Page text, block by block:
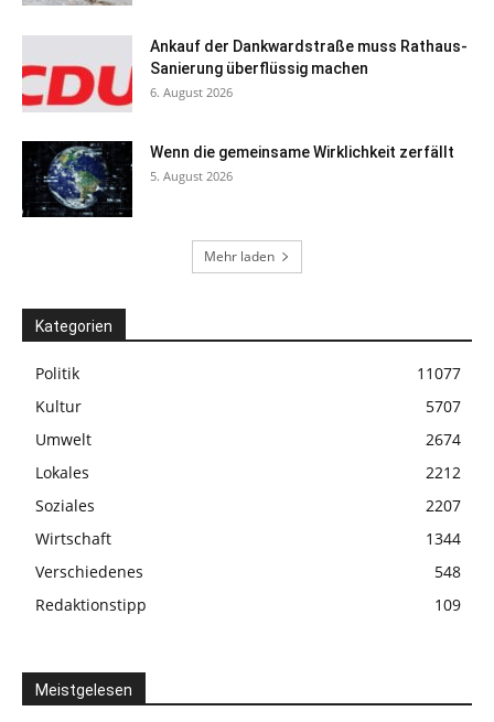
Ankauf der Dankwardstraße muss Rathaus-
Sanierung überflüssig machen
6. August 2026
Wenn die gemeinsame Wirklichkeit zerfällt
5. August 2026
Mehr laden
Kategorien
Politik
11077
Kultur
5707
Umwelt
2674
Lokales
2212
Soziales
2207
Wirtschaft
1344
Verschiedenes
548
Redaktionstipp
109
Meistgelesen